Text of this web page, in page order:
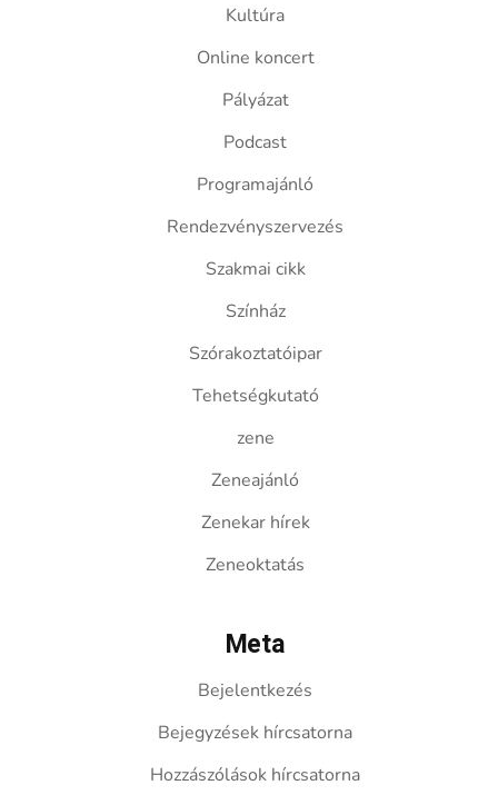
Kultúra
Online koncert
Pályázat
Podcast
Programajánló
Rendezvényszervezés
Szakmai cikk
Színház
Szórakoztatóipar
Tehetségkutató
zene
Zeneajánló
Zenekar hírek
Zeneoktatás
Meta
Bejelentkezés
Bejegyzések hírcsatorna
Hozzászólások hírcsatorna